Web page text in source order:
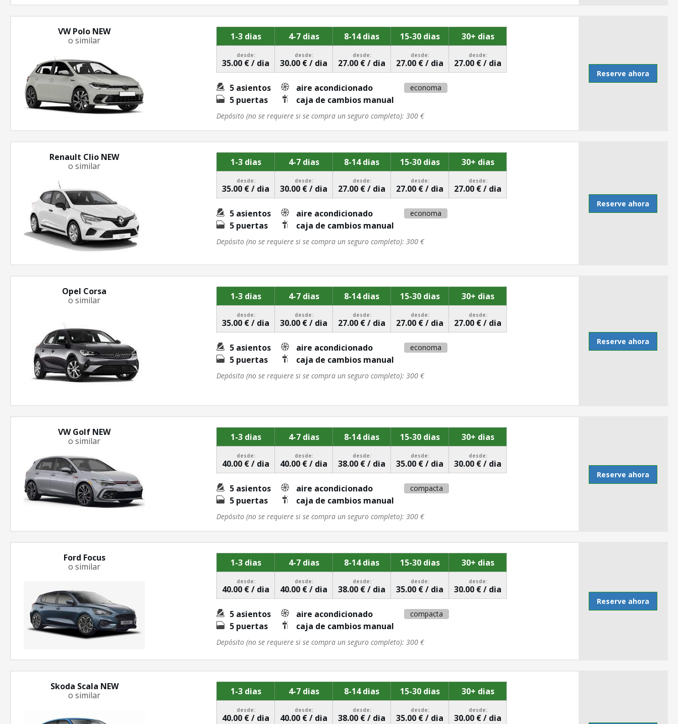
VW Polo NEW
o similar
1-3 dias 4-7 dias 8-14 dias 15-30 dias 30+ dias
desde:
35.00 € / dia
desde:
30.00 € / dia
desde:
27.00 € / dia
desde:
27.00 € / dia
desde:
27.00 € / dia
5 asientos
5 puertas
aire acondicionado
caja de cambios manual
economa
Depósito (no se requiere si se compra un seguro completo): 300 €
Reserve ahora
Renault Clio NEW
o similar
1-3 dias 4-7 dias 8-14 dias 15-30 dias 30+ dias
desde:
35.00 € / dia
desde:
30.00 € / dia
desde:
27.00 € / dia
desde:
27.00 € / dia
desde:
27.00 € / dia
5 asientos
5 puertas
aire acondicionado
caja de cambios manual
economa
Depósito (no se requiere si se compra un seguro completo): 300 €
Reserve ahora
Opel Corsa
o similar
1-3 dias 4-7 dias 8-14 dias 15-30 dias 30+ dias
desde:
35.00 € / dia
desde:
30.00 € / dia
desde:
27.00 € / dia
desde:
27.00 € / dia
desde:
27.00 € / dia
5 asientos
5 puertas
aire acondicionado
caja de cambios manual
economa
Depósito (no se requiere si se compra un seguro completo): 300 €
Reserve ahora
VW Golf NEW
o similar
1-3 dias 4-7 dias 8-14 dias 15-30 dias 30+ dias
desde:
40.00 € / dia
desde:
40.00 € / dia
desde:
38.00 € / dia
desde:
35.00 € / dia
desde:
30.00 € / dia
5 asientos
5 puertas
aire acondicionado
caja de cambios manual
compacta
Depósito (no se requiere si se compra un seguro completo): 300 €
Reserve ahora
Ford Focus
o similar
1-3 dias 4-7 dias 8-14 dias 15-30 dias 30+ dias
desde:
40.00 € / dia
desde:
40.00 € / dia
desde:
38.00 € / dia
desde:
35.00 € / dia
desde:
30.00 € / dia
5 asientos
5 puertas
aire acondicionado
caja de cambios manual
compacta
Depósito (no se requiere si se compra un seguro completo): 300 €
Reserve ahora
Skoda Scala NEW
o similar
1-3 dias 4-7 dias 8-14 dias 15-30 dias 30+ dias
desde:
40.00 € / dia
desde:
40.00 € / dia
desde:
38.00 € / dia
desde:
35.00 € / dia
desde:
30.00 € / dia